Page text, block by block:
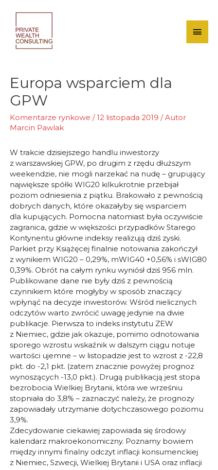
content
Main
Europa wsparciem dla
GPW
Komentarze rynkowe /12 listopada 2019 / Autor
Marcin Pawlak
W trakcie dzisiejszego handlu inwestorzy
z warszawskiej GPW, po drugim z rzędu dłuższym
weekendzie, nie mogli narzekać na nudę – grupujący
największe spółki WIG20 kilkukrotnie przebijał
poziom odniesienia z piątku. Brakowało z pewnością
dobrych danych, które okazałyby się wsparciem
dla kupujących. Pomocna natomiast była oczywiście
zagranica, gdzie w większości przypadków Starego
Kontynentu główne indeksy realizują dziś zyski.
Parkiet przy Książęcej finalnie notowania zakończył
z wynikiem WIG20 – 0,29%, mWIG40 +0,56% i sWIG80
0,39%. Obrót na całym rynku wyniósł dziś 956 mln.
Publikowane dane nie były dziś z pewnością
czynnikiem które mogłyby w sposób znaczący
wpłynąć na decyzje inwestorów. Wśród nielicznych
odczytów warto zwrócić uwagę jedynie na dwie
publikacje. Pierwsza to indeks instytutu ZEW
z Niemiec, gdzie jak okazuje, pomimo odnotowania
sporego wzrostu wskaźnik w dalszym ciągu notuje
wartości ujemne – w listopadzie jest to wzrost z -22,8
pkt. do -2,1 pkt. (zatem znacznie powyżej prognoz
wynoszących -13,0 pkt.). Drugą publikacją jest stopa
bezrobocia Wielkiej Brytanii, która we wrześniu
stopniała do 3,8% – zaznaczyć należy, że prognozy
zapowiadały utrzymanie dotychczasowego poziomu
3,9%.
Zdecydowanie ciekawiej zapowiada się środowy
kalendarz makroekonomiczny. Poznamy bowiem
między innymi finalny odczyt inflacji konsumenckiej
z Niemiec, Szwecji, Wielkiej Brytanii i USA oraz inflacji